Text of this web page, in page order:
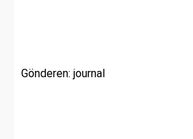
Gönderen: journal